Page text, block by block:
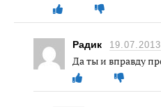
Радик 19.07.2013
Да ты и вправду